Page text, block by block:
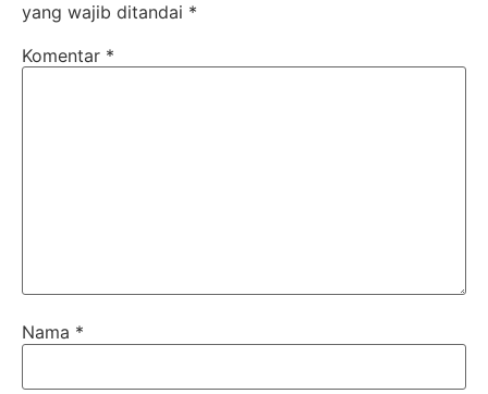
yang wajib ditandai *
Komentar *
Nama *